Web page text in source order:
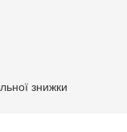
знижки